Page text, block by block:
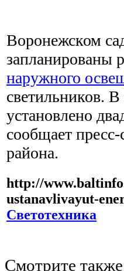
Воронежском
запланированы
наружного
светильников.
установлено
сообщает
района.
http://
ustanavlivayut-
Светотехника
Смотрите